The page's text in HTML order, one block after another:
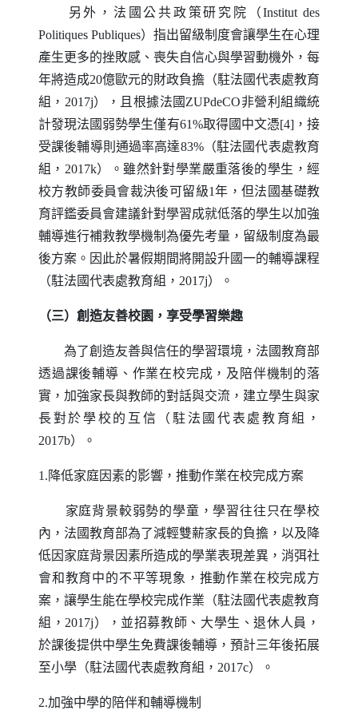
另外，法國公共政策研究院（Institut des
Politiques Publiques）指出留級制度會讓學生在心理
產生更多的挫敗感、喪失自信心與學習動機外，每
年將造成20億歐元的財政負擔（駐法國代表處教育
組，2017j），且根據法國 ZUPdeCO非營利組織統
計發現法國弱勢學生僅有61%取得國中文憑[4]，接
受課後輔導則通過率高達83%（駐法國代表處教育
組，2017k）。雖然針對學業嚴重落後的學生，經
校方教師委員會裁決後可留級1年，但法國基礎教
育評鑑委員會建議針對學習成就低落的學生以加強
輔導進行補救教學機制為優先考量，留級制度為最
後方案。因此於暑假期間將開設升國一的輔導課程
（駐法國代表處教育組，2017j）。
（三）創造友善校園，享受學習樂趣
為了創造友善與信任的學習環境，法國教育部
透過課後輔導、作業在校完成，及陪伴機制的落
實，加強家長與教師的對話與交流，建立學生與家
長對於學校的互信（駐法國代表處教育組，
2017b）。
1.降低家庭因素的影響，推動作業在校完成方案
家庭背景較弱勢的學童，學習往往只在學校
內，法國教育部為了減輕雙薪家長的負擔，以及降
低因家庭背景因素所造成的學業表現差異，消弭社
會和教育中的不平等現象，推動作業在校完成方
案，讓學生能在學校完成作業（駐法國代表處教育
組，2017j），並招募教師、大學生、退休人員，
於課後提供中學生免費課後輔導，預計三年後拓展
至小學（駐法國代表處教育組，2017c）。
2.加強中學的陪伴和輔導機制